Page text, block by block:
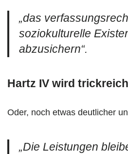
„das
soziokulturelle
abzusichern“.
Hartz IV wird
Oder, noch etwas deutlicher
„Die Leistungen